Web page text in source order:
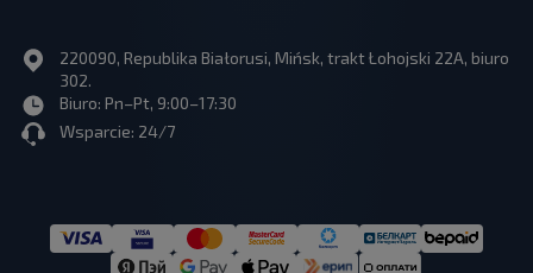
220090, Republika Białorusi, Mińsk, trakt Łohojski 22A, biuro
302.
Biuro: Pn–Pt, 9:00–17:30
Wsparcie: 24/7